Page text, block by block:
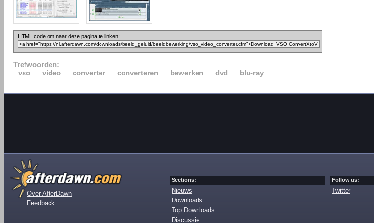
HTML code om naar deze pagina te linken:
Trefwoorden:
vso
video converter converteren bewerken dvd blu-ray
Over AfterDawn
Feedback
Sections:
Nieuws
Downloads
Top Downloads
Discussie
Follow us:
Twitter